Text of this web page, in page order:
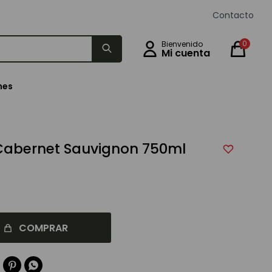
0
Contacto
Sauvignon 750ml
COMPRAR
 